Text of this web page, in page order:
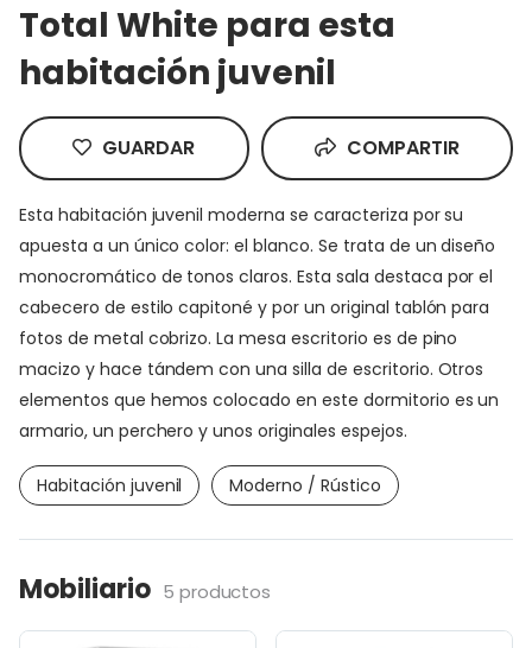
Total White para esta
habitación juvenil
GUARDAR COMPARTIR
Esta habitación juvenil moderna se caracteriza por su
apuesta a un único color: el blanco. Se trata de un diseño
monocromático de tonos claros. Esta sala destaca por el
cabecero de estilo capitoné y por un original tablón para
fotos de metal cobrizo. La mesa escritorio es de pino
macizo y hace tándem con una silla de escritorio. Otros
elementos que hemos colocado en este dormitorio es un
armario, un perchero y unos originales espejos.
Habitación juvenil Moderno / Rústico
Mobiliario 5 productos